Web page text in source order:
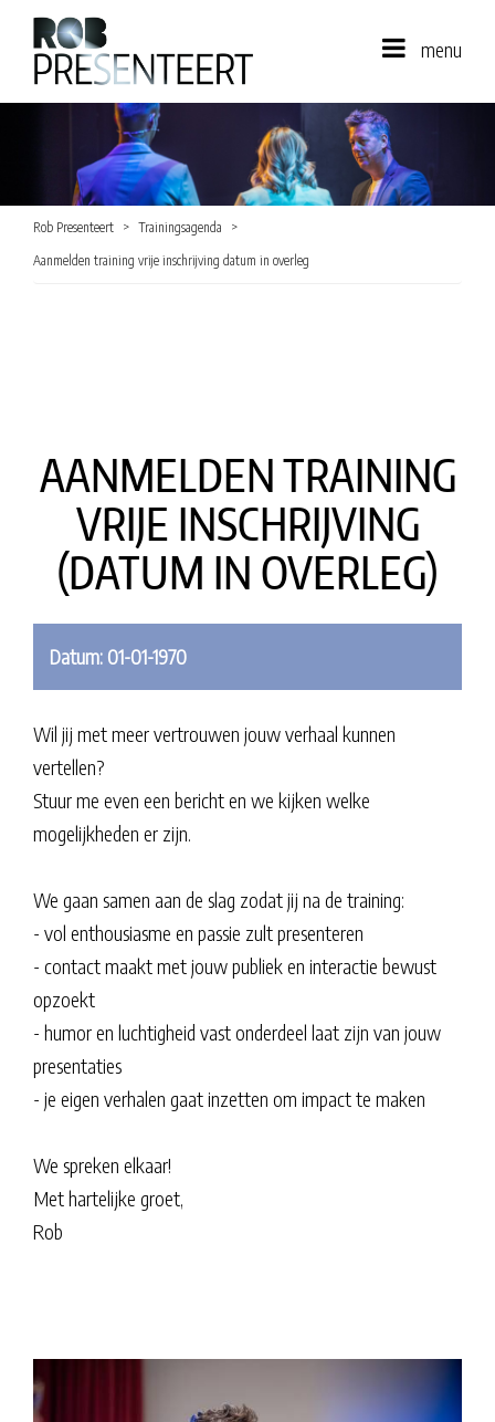
menu
Rob Presenteert
Trainingsagenda
Aanmelden training vrije inschrijving datum in overleg
AANMELDEN TRAINING
VRIJE INSCHRIJVING
(DATUM IN OVERLEG)
Datum: 01-01-1970
Wil jij met meer vertrouwen jouw verhaal kunnen
vertellen?
Stuur me even een bericht en we kijken welke
mogelijkheden er zijn.
We gaan samen aan de slag zodat jij na de training:
- vol enthousiasme en passie zult presenteren
- contact maakt met jouw publiek en interactie bewust
opzoekt
- humor en luchtigheid vast onderdeel laat zijn van jouw
presentaties
- je eigen verhalen gaat inzetten om impact te maken
We spreken elkaar!
Met hartelijke groet,
Rob